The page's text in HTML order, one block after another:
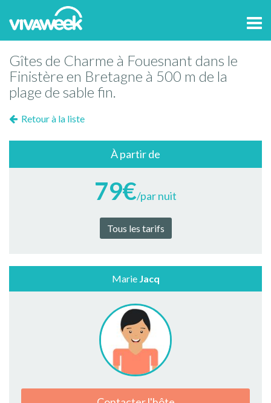
Gîtes de Charme à Fouesnant dans le
Finistère en Bretagne à 500 m de la
plage de sable fin.
Retour à la liste
À partir de
79€/par nuit
Tous les tarifs
Marie Jacq